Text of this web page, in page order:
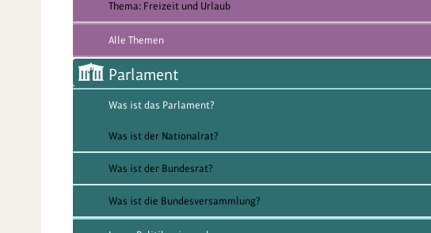
Thema: Freizeit und Urlaub
Alle Themen
Parlament
Was ist das Parlament?
Was ist der Nationalrat?
Was ist der Bundesrat?
Was ist die Bundesversammlung?